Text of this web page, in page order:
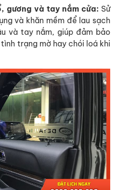
gương và tay nắm cửa: Sử
và khăn mềm để lau sạch
và tay nắm, giúp đảm bảo
trạng mờ hay chói loá khi